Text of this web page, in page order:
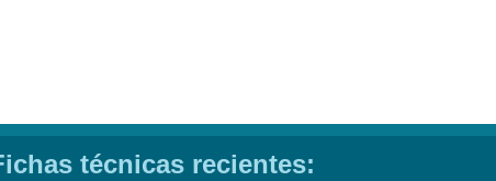
técnicas recientes: